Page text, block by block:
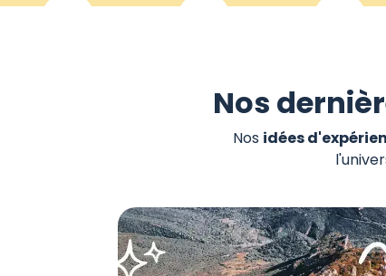
Nos
Nos idées